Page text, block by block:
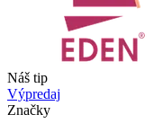
Náš tip
Výpredaj
Značky